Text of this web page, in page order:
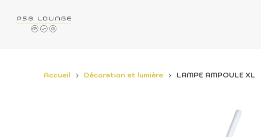
Accueil Décoration et lumière LAMPE AMPOULE XL